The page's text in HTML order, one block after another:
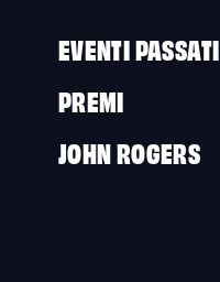
EVENTI PASSATI
PREMI
JOHN ROGERS